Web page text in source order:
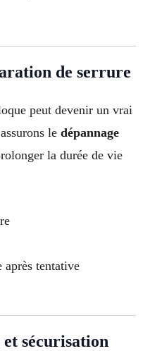
de serrure
peut devenir un vrai
le dépannage
la durée de vie
après tentative
sécurisation